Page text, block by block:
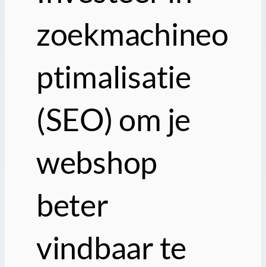
zoekmachineo
ptimalisatie
(SEO) om je
webshop
beter
vindbaar te